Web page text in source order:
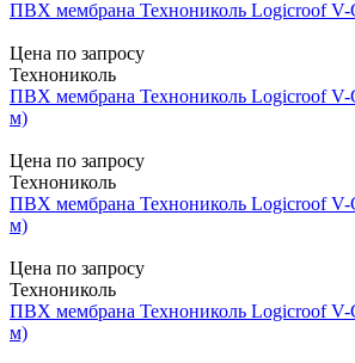
ПВХ мембрана Технониколь Logicroof V-
Цена по запросу
Технониколь
ПВХ мембрана Технониколь Logicroof V-
м)
Цена по запросу
Технониколь
ПВХ мембрана Технониколь Logicroof V-
м)
Цена по запросу
Технониколь
ПВХ мембрана Технониколь Logicroof V-
м)